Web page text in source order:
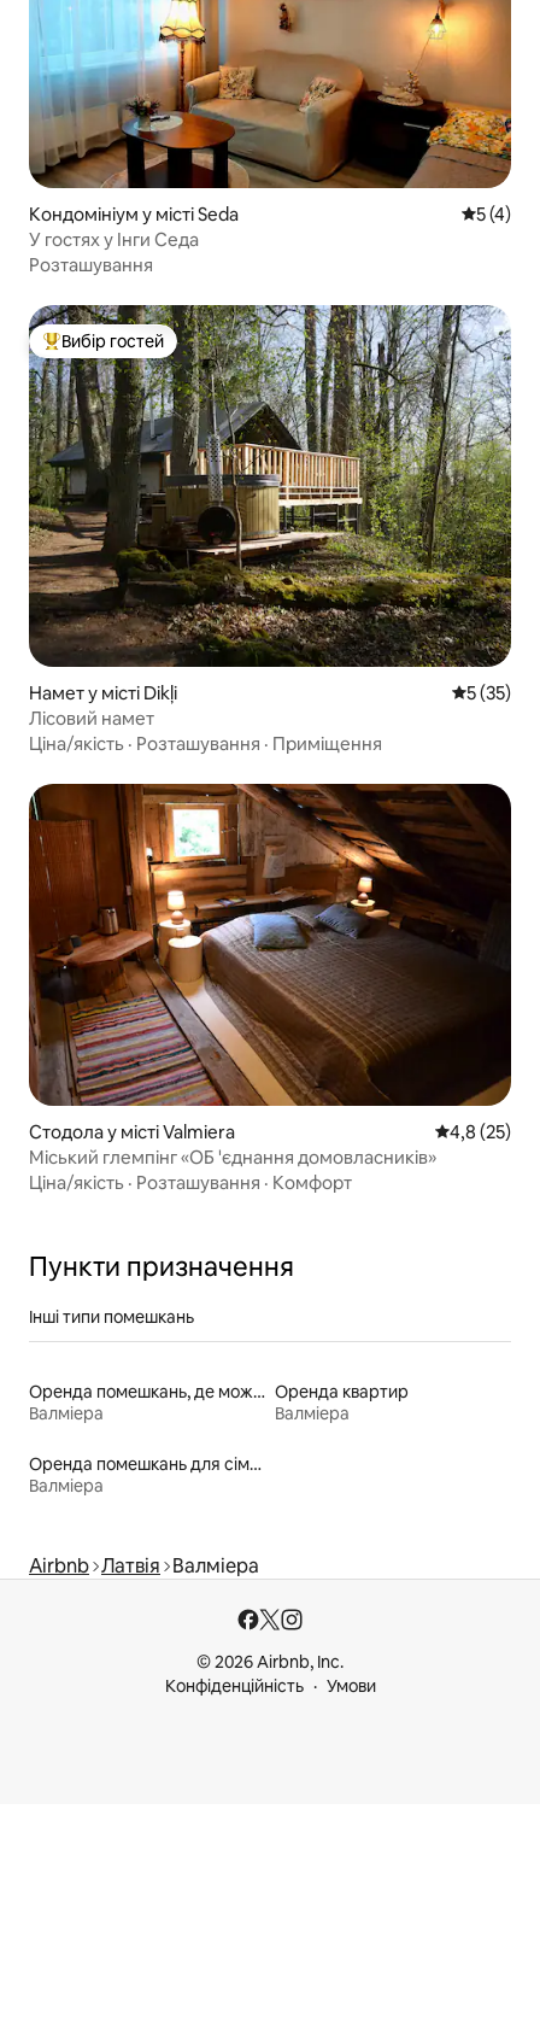
Кондомініум у місті Seda Середня
5 (4)
У гостях у Інги Седа
Розташування
Топ вибір гостей
Вибір гостей
Намет у місті Dikļi Середня
5 (35)
Лісовий намет
Ціна/якість · Розташування · Приміщення
Стодола у місті Valmiera Середня
4,8 (25)
Міський глемпінг «ОБ 'єднання домовласників»
Ціна/якість · Розташування · Комфорт
Пункти призначення
Інші типи помешкань
Оренда помешкань, де можна перебувати з домашніми тваринами
Валміера
Оренда квартир
Валміера
Оренда помешкань для сімей
Валміера
Airbnb Латвія Валміера
© 2026 Airbnb, Inc.
Конфіденційність
Умови